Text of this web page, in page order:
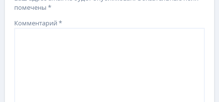
помечены*
Комментарий*